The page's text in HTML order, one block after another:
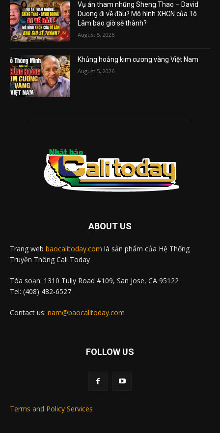
Vụ án tham nhũng Sheng Thao – David
Duong đi về đâu? Mô hình XHCN của Tô
Lâm bao giờ sẽ thành?
August 5, 2026
Khủng hoảng kim cương vàng Việt Nam
August 5, 2026
ABOUT US
Trang web baocalitoday.com là sản phẩm của Hệ Thống
Truyền Thông Cali Today
Tòa soạn: 1310 Tully Road #109, San Jose, CA 95122
Tel: (408) 482-6527
Contact us: nam@baocalitoday.com
FOLLOW US
Terms and Policy Services